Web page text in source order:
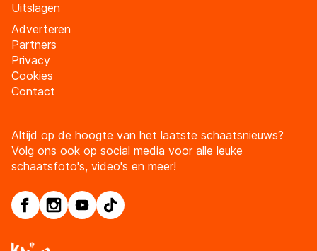
Uitslagen
Adverteren
Partners
Privacy
Cookies
Contact
Altijd op de hoogte van het laatste schaatsnieuws?
Volg ons ook op social media voor alle leuke
schaatsfoto's, video's en meer!